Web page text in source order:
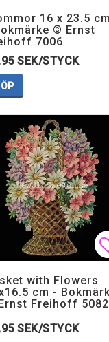
i
i
16 x 23.5 cm
© Ernst
7006
SEK/STYCK
i
i with Flowers
cm -
Freihoff 5082
SEK/STYCK